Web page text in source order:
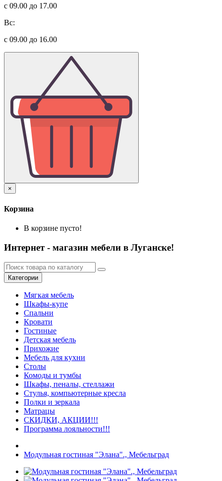
с 09.00 до 17.00
Вс:
с 09.00 до 16.00
×
Корзина
В корзине пусто!
Интернет - магазин мебели в Луганске!
Категории
Мягкая мебель
Шкафы-купе
Спальни
Кровати
Гостиные
Детская мебель
Прихожие
Мебель для кухни
Столы
Комоды и тумбы
Шкафы, пеналы, стеллажи
Стулья, компьютерные кресла
Полки и зеркала
Матрацы
СКИДКИ, АКЦИИ!!!
Программа лояльности!!!
Модульная гостиная "Элана"., Мебельград